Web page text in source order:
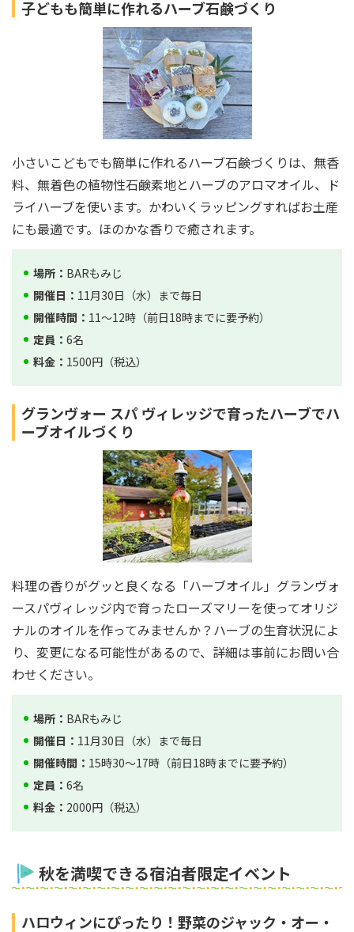
子どもも簡単に作れるハーブ石鹸づくり
小さいこどもでも簡単に作れるハーブ石鹸づくりは、無香
料、無着色の植物性石鹸素地とハーブのアロマオイル、ド
ライハーブを使います。かわいくラッピングすればお土産
にも最適です。ほのかな香りで癒されます。
場所： BARもみじ
開催日： 11月30日（水）まで毎日
開催時間： 11～12時（前日18時までに要予約）
定員： 6名
料金： 1500円（税込）
グランヴォー スパ ヴィレッジで育ったハーブでハ
ーブオイルづくり
料理の香りがグッと良くなる「ハーブオイル」グランヴォ
ースパヴィレッジ内で育ったローズマリーを使ってオリジ
ナルのオイルを作ってみませんか？ハーブの生育状況によ
り、変更になる可能性があるので、詳細は事前にお問い合
わせください。
場所： BARもみじ
開催日： 11月30日（水）まで毎日
開催時間： 15時30～17時（前日18時までに要予約）
定員： 6名
料金： 2000円（税込）
秋を満喫できる宿泊者限定イベント
ハロウィンにぴったり！野菜のジャック・オー・